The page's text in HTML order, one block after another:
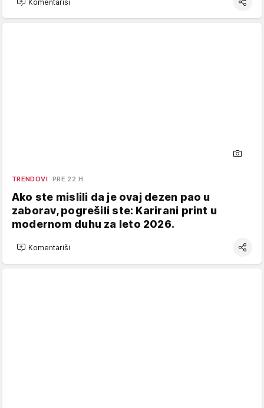
Komentariši
TRENDOVI PRE 22 H
Ako ste mislili da je ovaj dezen pao u
zaborav, pogrešili ste: Karirani print u
modernom duhu za leto 2026.
Komentariši